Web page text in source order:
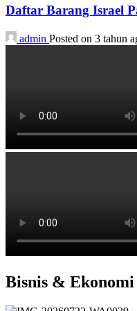
Daftar Barang Israel
admin Posted on 3 tahun
Bisnis & Ekonomi